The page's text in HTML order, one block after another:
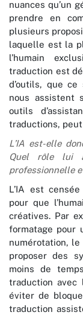
nuances qu’un
prendre en
plusieurs
laquelle est la
l’humain
traduction est
d’outils, que ce
nous assistent
outils
traductions,
L’IA est-elle
Quel rôle lui
professionnelle
L’IA est
pour que
créatives. Par
formatage pour
numérotation,
proposer des
moins de
traduction avec
éviter de
traduction